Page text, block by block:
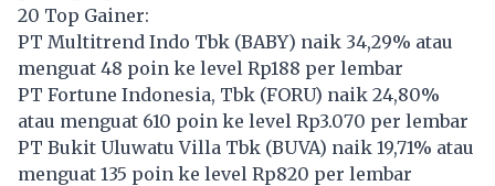
20 Top Gainer:
PT Multitrend Indo Tbk (BABY) naik 34,29% atau
menguat 48 poin ke level Rp188 per lembar
PT Fortune Indonesia, Tbk (FORU) naik 24,80%
atau menguat 610 poin ke level Rp3.070 per lembar
PT Bukit Uluwatu Villa Tbk (BUVA) naik 19,71% atau
menguat 135 poin ke level Rp820 per lembar